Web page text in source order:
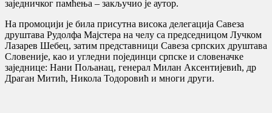
заједничког памћења – закључио је аутор.
На промоцији је била присутна висока делегација Савеза
друштава Рудолфа Мајстера на челу са председницом Лучком
Лазарев Шебец, затим представници Савеза српских друштава
Словеније, као и угледни појединци српске и словеначке
заједнице: Нани Пољанац, генерал Милан Аксентијевић, др
Драган Митић, Никола Тодоровић и многи други.